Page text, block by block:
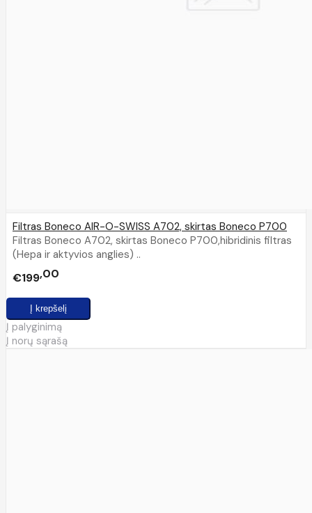
Filtras Boneco AIR-O-SWISS A702, skirtas Boneco P700
Filtras Boneco A702, skirtas Boneco P700,hibridinis filtras
(Hepa ir aktyvios anglies) ..
€199 00
Į palyginimą
Į norų sąrašą